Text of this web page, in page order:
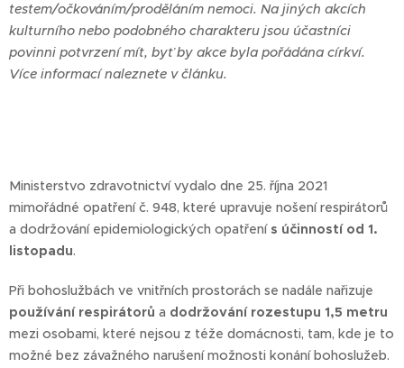
testem/očkováním/proděláním nemoci. Na jiných akcích
kulturního nebo podobného charakteru jsou účastníci
povinni potvrzení mít, byť by akce byla pořádána církví.
Více informací naleznete v článku.
Ministerstvo zdravotnictví vydalo dne 25. října 2021
mimořádné opatření č. 948, které upravuje nošení respirátorů
a dodržování epidemiologických opatření s účinností od 1.
listopadu.
Při bohoslužbách ve vnitřních prostorách se nadále nařizuje
používání respirátorů a dodržování rozestupu 1,5 metru
mezi osobami, které nejsou z téže domácnosti, tam, kde je to
možné bez závažného narušení možnosti konání bohoslužeb.